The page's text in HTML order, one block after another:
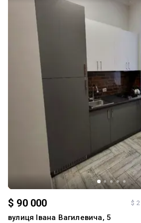
комфортний для проживання —
підземний паркінг та наземна парковка
Інфраструктура: Район дуже затишний
Поруч розташовані магазини,
пологовий будинок, школа, дитячий
доступності ТЦ “METRO” та зупинки
До центру Львова — близько 15 хвилин
транспортом. Для деталей та огляду
$ 90 000 $
вулиця Івана Вагилевича, 5